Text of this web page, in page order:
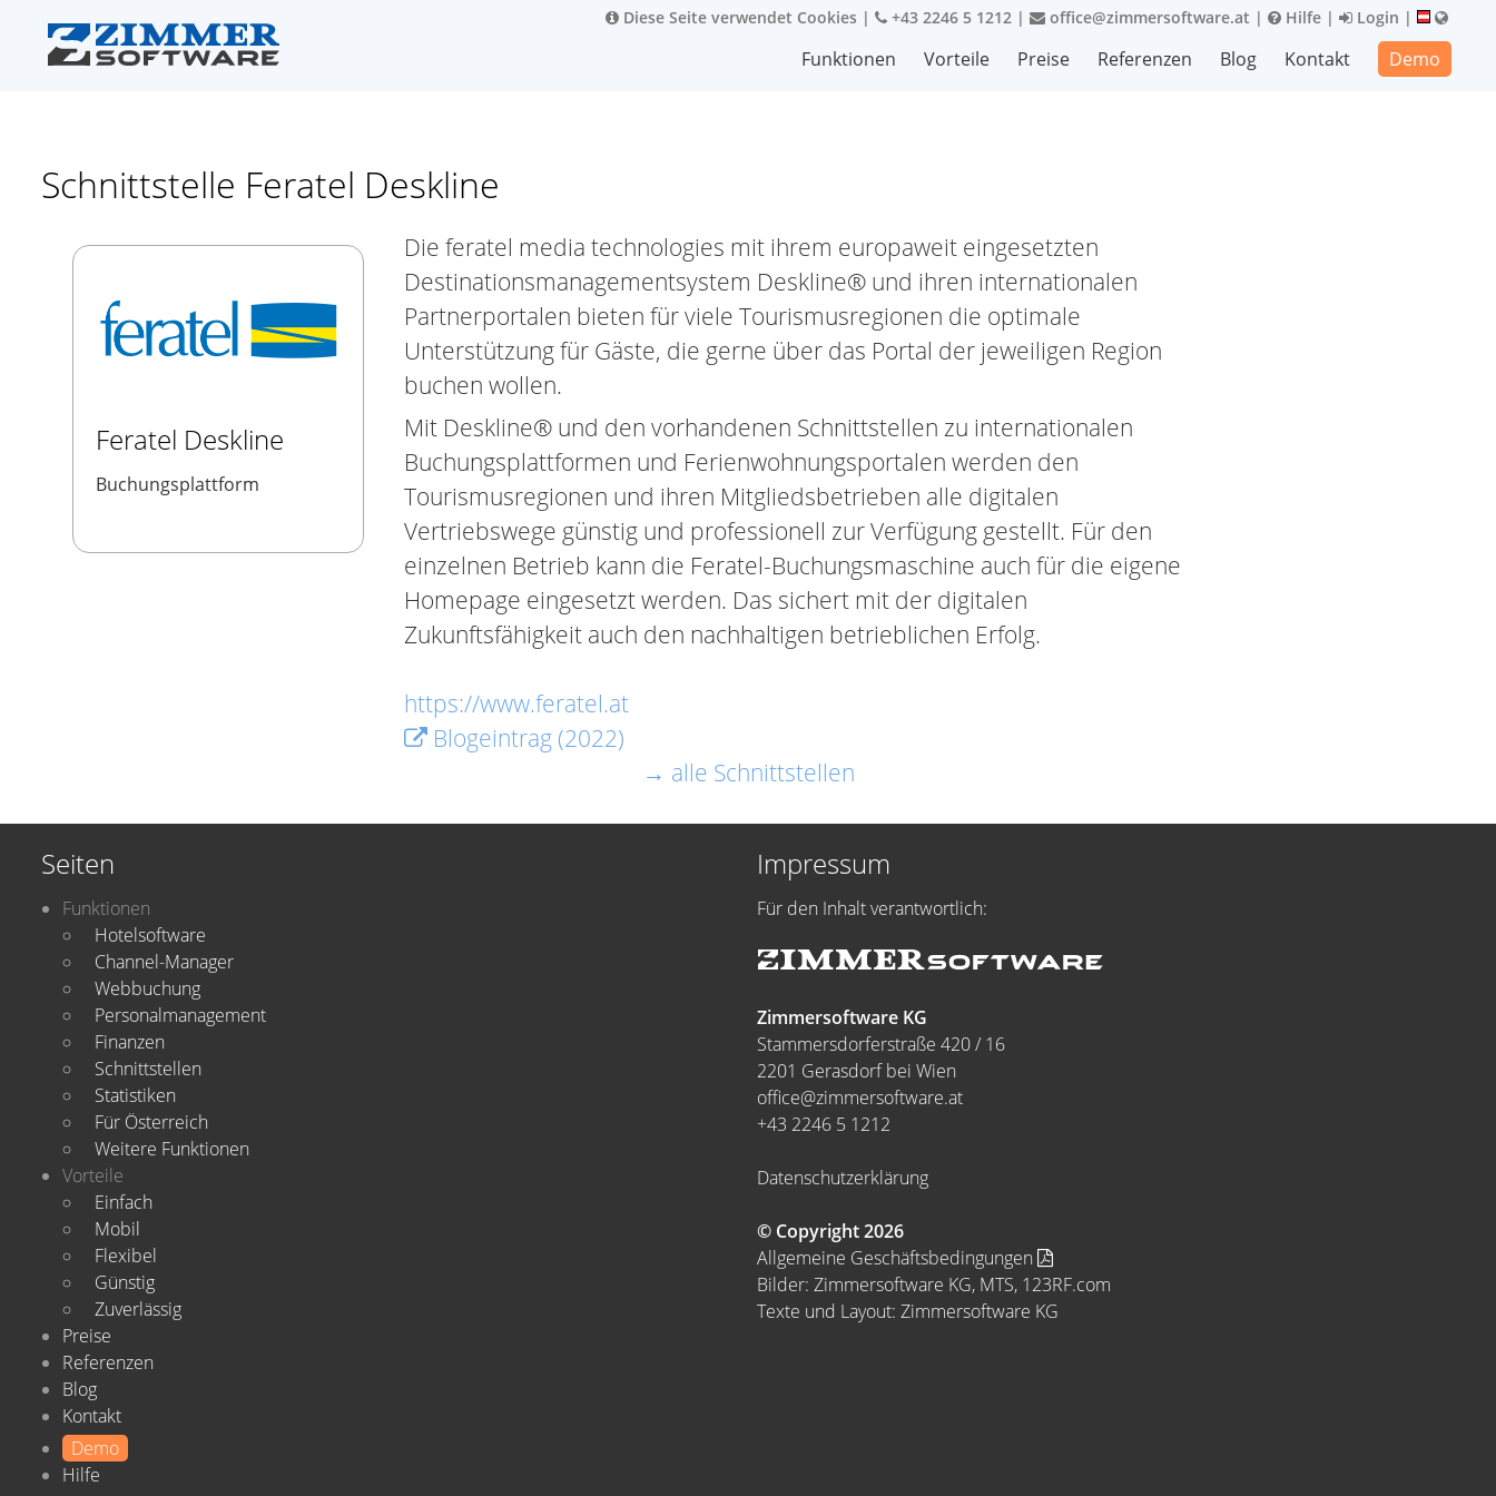
Diese Seite verwendet Cookies | +43 2246 5 1212 | office@zimmersoftware.at | Hilfe | Login |
Funktionen Vorteile Preise Referenzen Blog Kontakt Demo
Schnittstelle Feratel Deskline
Feratel Deskline
Buchungsplattform
Die feratel media technologies mit ihrem europaweit eingesetzten
Destinationsmanagementsystem Deskline® und ihren internationalen
Partnerportalen bieten für viele Tourismusregionen die optimale
Unterstützung für Gäste, die gerne über das Portal der jeweiligen Region
buchen wollen.
Mit Deskline® und den vorhandenen Schnittstellen zu internationalen
Buchungsplattformen und Ferienwohnungsportalen werden den
Tourismusregionen und ihren Mitgliedsbetrieben alle digitalen
Vertriebswege günstig und professionell zur Verfügung gestellt. Für den
einzelnen Betrieb kann die Feratel-Buchungsmaschine auch für die eigene
Homepage eingesetzt werden. Das sichert mit der digitalen
Zukunftsfähigkeit auch den nachhaltigen betrieblichen Erfolg.
https://www.feratel.at
Blogeintrag (2022)
→ alle Schnittstellen
Seiten
Funktionen
Hotelsoftware
Channel-Manager
Webbuchung
Personalmanagement
Finanzen
Schnittstellen
Statistiken
Für Österreich
Weitere Funktionen
Vorteile
Einfach
Mobil
Flexibel
Günstig
Zuverlässig
Preise
Referenzen
Blog
Kontakt
Demo
Hilfe
Impressum
Für den Inhalt verantwortlich:
Zimmersoftware KG
Stammersdorferstraße 420 / 16
2201 Gerasdorf bei Wien
office@zimmersoftware.at
+43 2246 5 1212
Datenschutzerklärung
© Copyright 2026
Allgemeine Geschäftsbedingungen
Bilder: Zimmersoftware KG, MTS, 123RF.com
Texte und Layout: Zimmersoftware KG